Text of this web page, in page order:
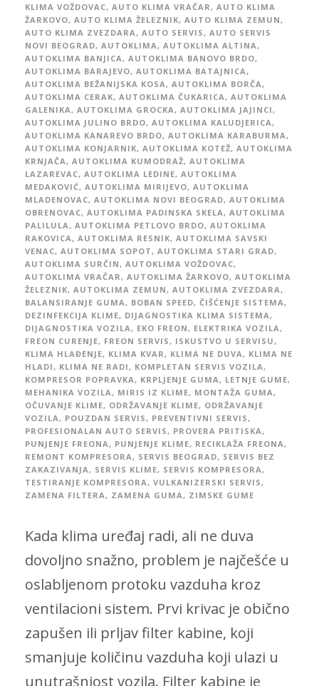
KLIMA VOŽDOVAC, AUTO KLIMA VRAČAR , AUTO KLIMA
ŽARKOVO, AUTO KLIMA ŽELEZNIK, AUTO KLIMA ZEMUN ,
AUTO KLIMA ZVEZDARA , AUTO SERVIS , AUTO SERVIS
NOVI BEOGRAD, AUTOKLIMA , AUTOKLIMA ALTINA ,
AUTOKLIMA BANJICA , AUTOKLIMA BANOVO BRDO,
AUTOKLIMA BARAJEVO, AUTOKLIMA BATAJNICA ,
AUTOKLIMA BEŽANIJSKA KOSA , AUTOKLIMA BORČA ,
AUTOKLIMA CERAK, AUTOKLIMA ČUKARICA , AUTOKLIMA
GALENIKA , AUTOKLIMA GROCKA , AUTOKLIMA JAJINCI ,
AUTOKLIMA JULINO BRDO, AUTOKLIMA KALUDJERICA ,
AUTOKLIMA KANAREVO BRDO, AUTOKLIMA KARABURMA ,
AUTOKLIMA KONJARNIK, AUTOKLIMA KOTEŽ, AUTOKLIMA
KRNJAČA , AUTOKLIMA KUMODRAŽ, AUTOKLIMA
LAZAREVAC, AUTOKLIMA LEDINE, AUTOKLIMA
MEDAKOVIĆ, AUTOKLIMA MIRIJEVO, AUTOKLIMA
MLADENOVAC, AUTOKLIMA NOVI BEOGRAD, AUTOKLIMA
OBRENOVAC, AUTOKLIMA PADINSKA SKELA , AUTOKLIMA
PALILULA , AUTOKLIMA PETLOVO BRDO, AUTOKLIMA
RAKOVICA , AUTOKLIMA RESNIK, AUTOKLIMA SAVSKI
VENAC, AUTOKLIMA SOPOT , AUTOKLIMA STARI GRAD,
AUTOKLIMA SURČIN , AUTOKLIMA VOŽDOVAC,
AUTOKLIMA VRAČAR , AUTOKLIMA ŽARKOVO, AUTOKLIMA
ŽELEZNIK, AUTOKLIMA ZEMUN , AUTOKLIMA ZVEZDARA ,
BALANSIRANJE GUMA , BOBAN SPEED, ČIŠĆENJE SISTEMA ,
DEZINFEKCIJA KLIME, DIJAGNOSTIKA KLIMA SISTEMA ,
DIJAGNOSTIKA VOZILA , EKO FREON , ELEKTRIKA VOZILA ,
FREON CURENJE, FREON SERVIS , ISKUSTVO U SERVISU ,
KLIMA HLAĐENJE, KLIMA KVAR , KLIMA NE DUVA , KLIMA NE
HLADI , KLIMA NE RADI , KOMPLETAN SERVIS VOZILA ,
KOMPRESOR POPRAVKA , KRPLJENJE GUMA , LETNJE GUME,
MEHANIKA VOZILA , MIRIS IZ KLIME, MONTAŽA GUMA ,
OČUVANJE KLIME, ODRŽAVANJE KLIME, ODRŽAVANJE
VOZILA , POUZDAN SERVIS , PREVENTIVNI SERVIS ,
PROFESIONALAN AUTO SERVIS , PROVERA PRITISKA ,
PUNJENJE FREONA , PUNJENJE KLIME, RECIKLAŽA FREONA ,
REMONT KOMPRESORA , SERVIS BEOGRAD, SERVIS BEZ
ZAKAZIVANJA , SERVIS KLIME, SERVIS KOMPRESORA ,
TESTIRANJE KOMPRESORA , VULKANIZERSKI SERVIS ,
ZAMENA FILTERA , ZAMENA GUMA , ZIMSKE GUME
Kada klima uređaj radi, ali ne duva
dovoljno snažno, problem je najčešće u
oslabljenom protoku vazduha kroz
ventilacioni sistem. Prvi krivac je obično
zapušen ili prljav filter kabine, koji
smanjuje količinu vazduha koji ulazi u
unutrašnjost vozila. Filter kabine je